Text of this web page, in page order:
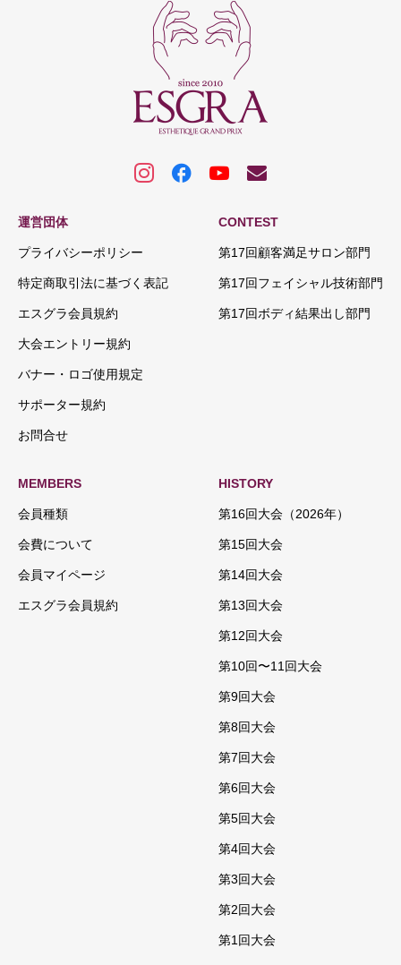
運営団体
プライバシーポリシー
特定商取引法に基づく表記
エスグラ会員規約
大会エントリー規約
バナー・ロゴ使用規定
サポーター規約
お問合せ
CONTEST
第17回顧客満足サロン部門
第17回フェイシャル技術部門
第17回ボディ結果出し部門
MEMBERS
会員種類
会費について
会員マイページ
エスグラ会員規約
HISTORY
第16回大会（2026年）
第15回大会
第14回大会
第13回大会
第12回大会
第10回〜11回大会
第9回大会
第8回大会
第7回大会
第6回大会
第5回大会
第4回大会
第3回大会
第2回大会
第1回大会